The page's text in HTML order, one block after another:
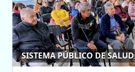
SISTEMA PÚBLICO DE SALUD